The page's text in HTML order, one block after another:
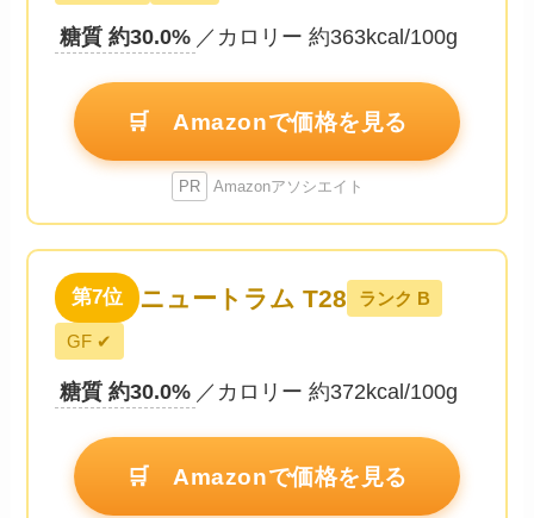
糖質 約30.0% ／カロリー 約363kcal/100g
🛒 Amazonで価格を見る
PR Amazonアソシエイト
第7位 ニュートラム T28 ランク B
GF ✔
糖質 約30.0% ／カロリー 約372kcal/100g
🛒 Amazonで価格を見る